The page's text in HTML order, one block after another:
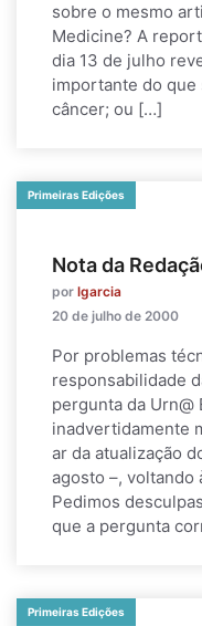
sobre o mesmo
Medicine? A
dia 13 de julho
importante do que
câncer; ou […]
Primeiras Edições
Nota da
por lgarcia
20 de julho de 2000
Por problemas
responsabilidade
pergunta da Urn@
inadvertidamente
ar da atualização
agosto –, voltando
Pedimos
que a pergunta
Primeiras Edições